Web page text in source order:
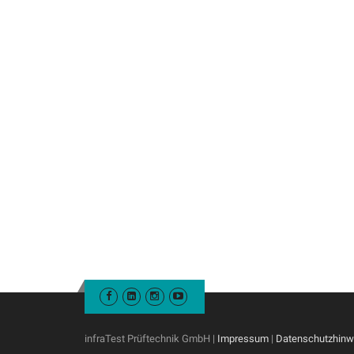
infraTest Prüftechnik GmbH | Impressum |